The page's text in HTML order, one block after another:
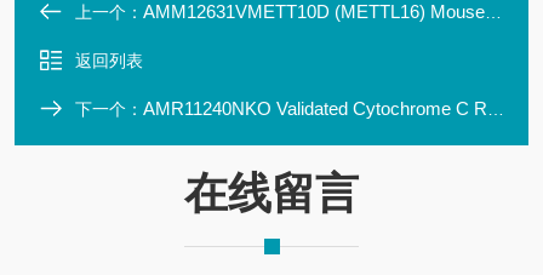
上一个： AMM12631VMETT10D (METTL16) Mouse Monoclonal Antibody Clone
返回列表
下一个： AMR11240NKO Validated Cytochrome C Rabbit mAb
在线留言